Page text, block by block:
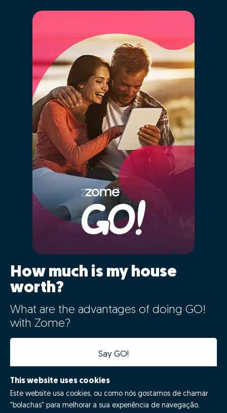
How much is my house
worth?
What are the advantages of doing GO!
with Zome?
Say GO!
This website uses cookies
Este website usa cookies, ou como nós gostamos de chamar
"bolachas" para melhorar a sua experiência de navegação.